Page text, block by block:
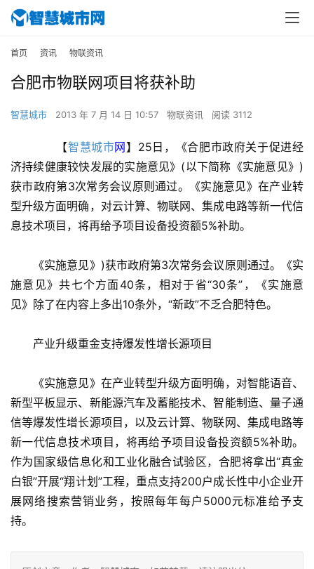
首页 资讯 物联资讯
合肥市物联网项目将获补助
智慧城市 2013 年 7 月 14 日 10:57 物联资讯 阅读 3112
【智慧城市网】25日，《合肥市政府关于促进经
济持续健康较快发展的实施意见》(以下简称《实施意见》)
获市政府第3次常务会议原则通过。《实施意见》在产业转
型升级方面明确，对云计算、物联网、集成电路等新一代信
息技术项目，将再给予项目设备投资额5%补助。
《实施意见》)获市政府第3次常务会议原则通过。《实
施意见》共七个方面40条，相对于省“30条”，《实施意
见》除了在内容上多出10条外，“新政”不乏合肥特色。
产业升级重金支持爆发性增长源项目
《实施意见》在产业转型升级方面明确，对智能语音、
新型平板显示、新能源汽车及蓄能技术、智能制造、量子通
信等爆发性增长源项目，以及云计算、物联网、集成电路等
新一代信息技术项目，将再给予项目设备投资额5%补助。
作为国家级信息化和工业化融合试验区，合肥将拿出“真金
白银”开展“翔计划”工程，重点支持200户成长性中小企业开
展网络搜索营销业务，按照每年每户5000元标准给予支
持。